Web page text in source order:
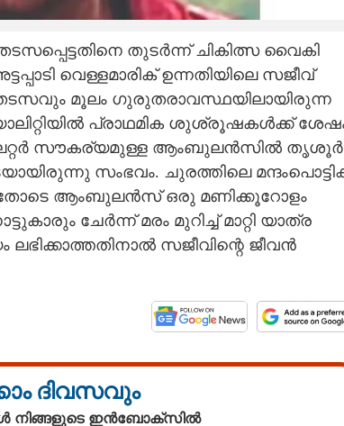
തുടർന്ന് ചികിത്സ വൈകി
വെള്ളമാരിക് ഉന്നതിയിലെ സജീവ്
മൂലം ഗുരുതരാവസ്ഥയിലായിരുന്ന
പ്രാഥമിക ശുശ്രൂഷകൾക്ക്
സൗകര്യമുള്ള ആംബുലൻസിൽ തൃശൂർ
സംഭവം. ചുരത്തിലെ
ആംബുലൻസ് ഒരു മണിക്കൂറോളം
ചേർന്ന് മരം മുറിച്ച് മാറ്റി യാത്ര
സജീവിന്റെ ജീവൻ
ദിവസവും
നിങ്ങളുടെ ഇൻബോക്സിൽ